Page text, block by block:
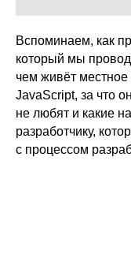
Вспоминаем, как
который мы
чем живёт
JavaScript, за что
не любят и какие
разработчику,
с процессом